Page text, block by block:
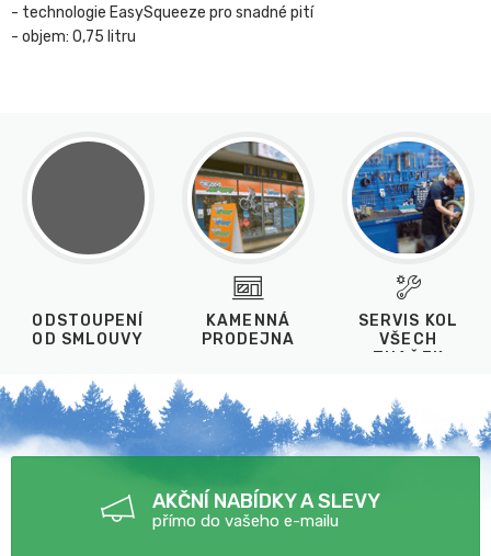
- technologie EasySqueeze pro snadné pití
- objem: 0,75 litru
ODSTOUPENÍ
OD SMLOUVY
KAMENNÁ
PRODEJNA
SERVIS KOL
VŠECH
ZNAČEK
AKČNÍ NABÍDKY A SLEVY
přímo do vašeho e-mailu